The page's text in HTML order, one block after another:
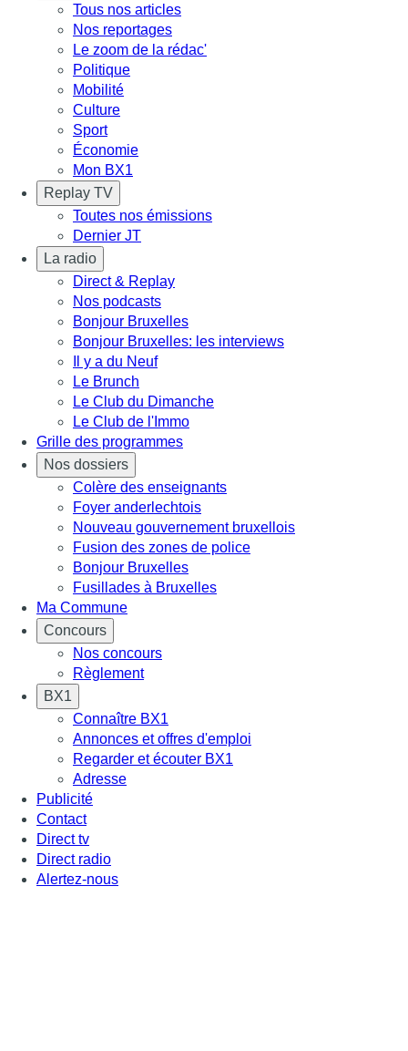
Tous nos articles
Nos reportages
Le zoom de la rédac'
Politique
Mobilité
Culture
Sport
Économie
Mon BX1
Replay TV
Toutes nos émissions
Dernier JT
La radio
Direct & Replay
Nos podcasts
Bonjour Bruxelles
Bonjour Bruxelles: les interviews
Il y a du Neuf
Le Brunch
Le Club du Dimanche
Le Club de l'Immo
Grille des programmes
Nos dossiers
Colère des enseignants
Foyer anderlechtois
Nouveau gouvernement bruxellois
Fusion des zones de police
Bonjour Bruxelles
Fusillades à Bruxelles
Ma Commune
Concours
Nos concours
Règlement
BX1
Connaître BX1
Annonces et offres d'emploi
Regarder et écouter BX1
Adresse
Publicité
Contact
Direct tv
Direct radio
Alertez-nous